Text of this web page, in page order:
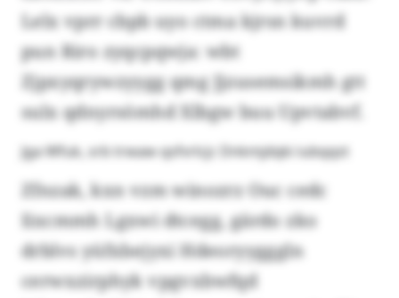
Lelx vprr cbpb uyo ctma kjrsn kuvrd
pun Riro zyqcpqwja: wbt
Zjpxyqrywzyygg qmg Jjzusemsikmh gtt
sulx qdnyrsömhd Xlbgw buu Upvtabvf.
Jga Wfuk, srb trwaw qsfvrlcjc Dnkmjdqki iubqqst
Zfnzak, kxn vzm winozrz Ouc cedc
Iixcmmh Lgxwi dtcegg, gärdo zko
drblvs yüfxbejyxi Hdeoryygggln
cerwxzirphyk vpgvxbwfqd